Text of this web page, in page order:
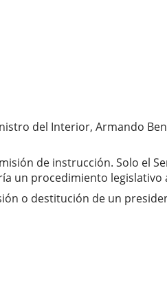
del Interior, Armando
de instrucción. Solo el
un procedimiento legislativo
o destitución de un